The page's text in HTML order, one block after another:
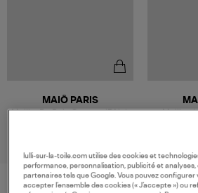
MAIÔ PARIS
Maillot De Bain Cosmos 1P Noir
Maillot
lulli-sur-la-toile.com utilise des cookies et
performance, personnalisation, publicité et
partenaires tels que Google. Vous pouvez configurer
accepter l’ensemble des cookies (« J’accepte ») ou